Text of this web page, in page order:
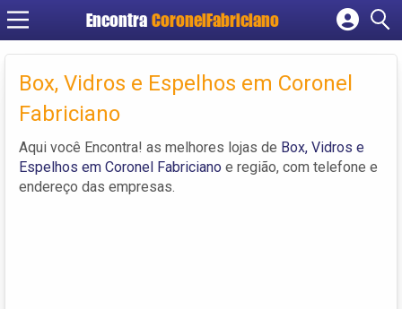
Encontra CoronelFabriciano
Cadastrar empresa
Criar conta
Box, Vidros e Espelhos em Coronel
Fabriciano
Aqui você Encontra! as melhores lojas de Box, Vidros e
Espelhos em Coronel Fabriciano e região, com telefone e
endereço das empresas.